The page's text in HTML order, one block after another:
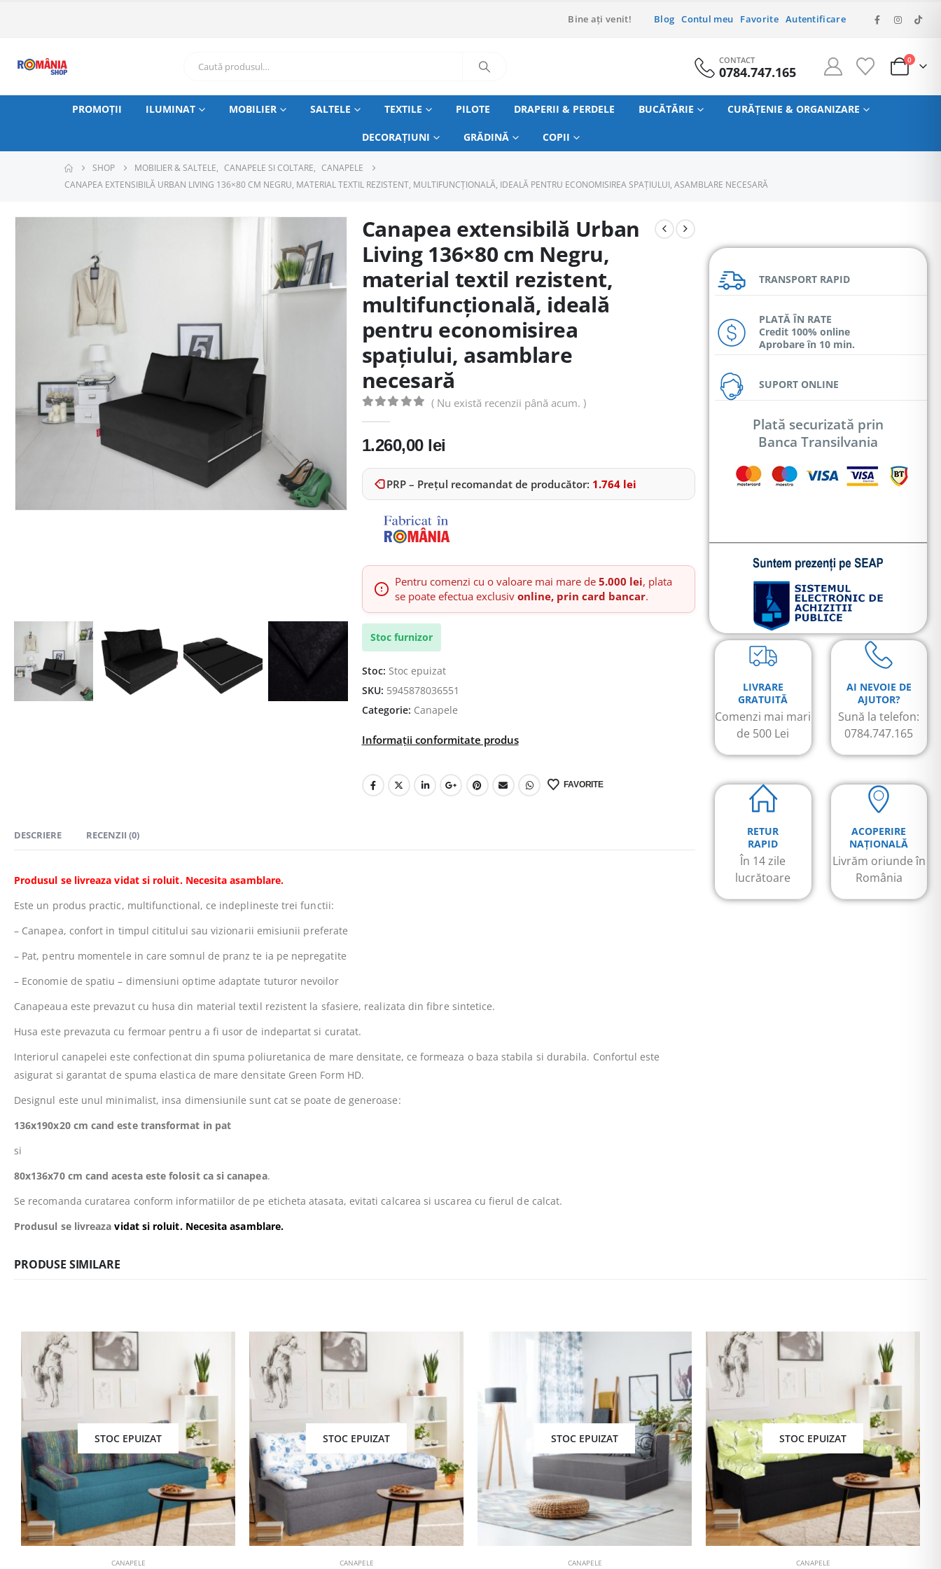
Bine ați venit! Blog Contul meu Favorite Autentificare
CONTACT
0784.747.165
0
PROMOȚII ILUMINAT MOBILIER SALTELE TEXTILE PILOTE DRAPERII & PERDELE BUCĂTĂRIE CURĂȚENIE & ORGANIZARE
DECORAȚIUNI GRĂDINĂ COPII
SHOP MOBILIER & SALTELE, CANAPELE SI COLTARE, CANAPELE
CANAPEA EXTENSIBILĂ URBAN LIVING 136×80 CM NEGRU, MATERIAL TEXTIL REZISTENT, MULTIFUNCȚIONALĂ, IDEALĂ PENTRU ECONOMISIREA SPAȚIULUI, ASAMBLARE NECESARĂ
Canapea extensibilă Urban
Living 136×80 cm Negru,
material textil rezistent,
multifuncțională, ideală
pentru economisirea
spațiului, asamblare
necesară
( Nu există recenzii până acum. )
1.260,00 lei
PRP – Prețul recomandat de producător: 1.764 lei
Pentru comenzi cu o valoare mai mare de 5.000 lei, plata
se poate efectua exclusiv online, prin card bancar.
Stoc furnizor
Stoc: Stoc epuizat
SKU: 5945878036551
Categorie: Canapele
Informații conformitate produs
FAVORITE
DESCRIERE RECENZII (0)
Produsul se livreaza vidat si roluit. Necesita asamblare.
Este un produs practic, multifunctional, ce indeplineste trei functii:
– Canapea, confort in timpul cititului sau vizionarii emisiunii preferate
– Pat, pentru momentele in care somnul de pranz te ia pe nepregatite
– Economie de spatiu – dimensiuni optime adaptate tuturor nevoilor
Canapeaua este prevazut cu husa din material textil rezistent la sfasiere, realizata din fibre sintetice.
Husa este prevazuta cu fermoar pentru a fi usor de indepartat si curatat.
Interiorul canapelei este confectionat din spuma poliuretanica de mare densitate, ce formeaza o baza stabila si durabila. Confortul este
asigurat si garantat de spuma elastica de mare densitate Green Form HD.
Designul este unul minimalist, insa dimensiunile sunt cat se poate de generoase:
136x190x20 cm cand este transformat in pat
si
80x136x70 cm cand acesta este folosit ca si canapea.
Se recomanda curatarea conform informatiilor de pe eticheta atasata, evitati calcarea si uscarea cu fierul de calcat.
Produsul se livreazavidat si roluit. Necesita asamblare.
TRANSPORT RAPID
PLATĂ ÎN RATE
Credit 100% online
Aprobare în 10 min.
SUPORT ONLINE
Plată securizată prin
Banca Transilvania
LIVRARE
GRATUITĂ
Comenzi mai mari
de 500 Lei
RETUR
RAPID
În 14 zile
lucrătoare
AI NEVOIE DE
AJUTOR?
Sună la telefon:
0784.747.165
ACOPERIRE
NAȚIONALĂ
Livrăm oriunde în
România
PRODUSE SIMILARE
STOC EPUIZAT
CANAPELE
STOC EPUIZAT
CANAPELE
STOC EPUIZAT
CANAPELE
STOC EPUIZAT
CANAPELE